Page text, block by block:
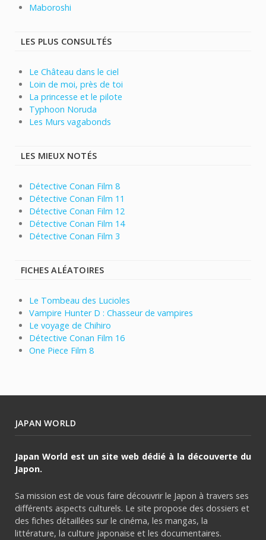
Maboroshi
LES PLUS CONSULTÉS
Le Château dans le ciel
Loin de moi, près de toi
La princesse et le pilote
Typhoon Noruda
Les Murs vagabonds
LES MIEUX NOTÉS
Détective Conan Film 8
Détective Conan Film 11
Détective Conan Film 12
Détective Conan Film 14
Détective Conan Film 3
FICHES ALÉATOIRES
Le Tombeau des Lucioles
Vampire Hunter D : Chasseur de vampires
Le voyage de Chihiro
Détective Conan Film 16
One Piece Film 8
JAPAN WORLD
Japan World est un site web dédié à la découverte du
Japon.
Sa mission est de vous faire découvrir le Japon à travers ses
différents aspects culturels. Le site propose des dossiers et
des fiches détaillées sur le cinéma, les mangas, la
littérature, la culture japonaise et les documentaires.